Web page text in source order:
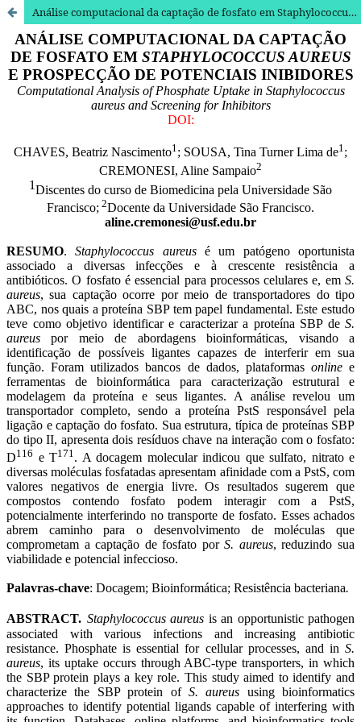
Análise computacional da captação de fosfato em Staphylococcus aureus e prospecção de potenciais inibidores